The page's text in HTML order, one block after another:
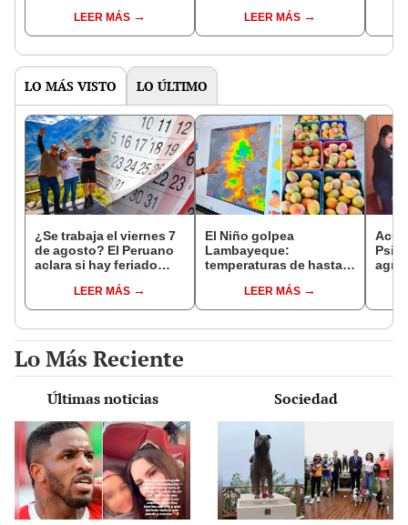
HidrandinaLEER MÁS LEER MÁS
LO MÁS VISTO LO ÚLTIMO
¿Se trabaja el viernes 7
de agosto? El Peruano
aclara si hay feriado
del 6 de agosto
LEER MÁS
El Niño golpea
Lambayeque:
temperaturas de hasta
producción de mango y
palta
LEER MÁS
Lo Más Reciente
Últimas noticias Sociedad